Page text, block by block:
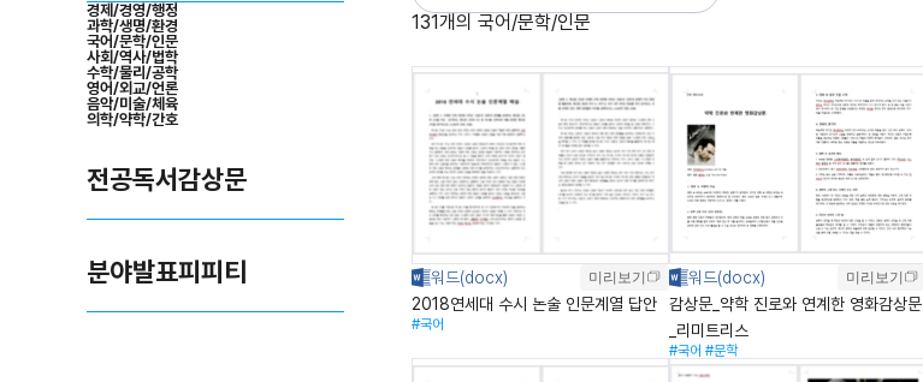
경제/경영/행정
과학/생명/환경
국어/문학/인문
사회/역사/법학
수학/물리/공학
영어/외교/언론
음악/미술/체육
의학/약학/간호
전공독서감상문
분야발표피피티
131개의 국어/문학/인문
미리보기
2018연세대 수시 논술 인문계열 답안
#국어
미리보기
감상문_약학 진로와 연계한 영화감상문
_리미트리스
#국어 #문학